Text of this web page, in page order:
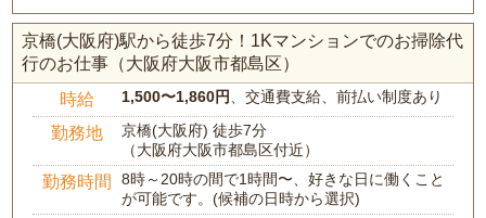
京橋(大阪府)駅から徒歩7分！1Kマンションでのお掃除代
行のお仕事（大阪府大阪市都島区）
時給 1,500〜1,860円、交通費支給、前払い制度あり
勤務地
京橋(大阪府) 徒歩7分
（大阪府大阪市都島区付近）
勤務時間
8時～20時の間で1時間〜、好きな日に働くこと
が可能です。(候補の日時から選択)